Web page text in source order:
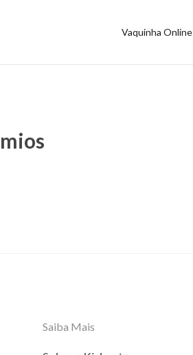
Vaquinha Online
Saiba Mais